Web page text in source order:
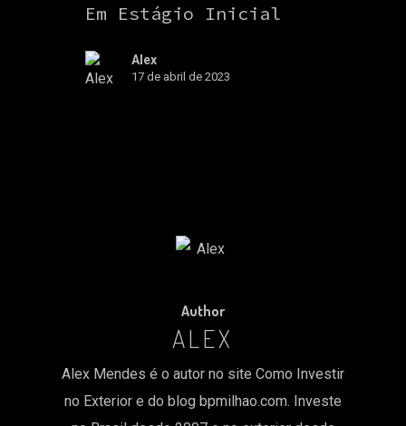
Em Estágio Inicial
Alex
17 de abril de 2023
Author
ALEX
Alex Mendes é o autor no site Como Investir
no Exterior e do blog bpmilhao.com. Investe